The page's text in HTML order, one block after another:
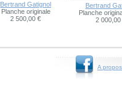
Bertrand Gatignol
Planche originale
2 500,00 €
Bertrand
Planche
2 000,00
A